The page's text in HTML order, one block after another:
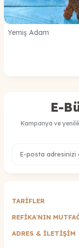
Yemiş Adam
E-
Kampanya ve
TARİFLER
REFİKA'NIN
ADRES & İLETIŞIM